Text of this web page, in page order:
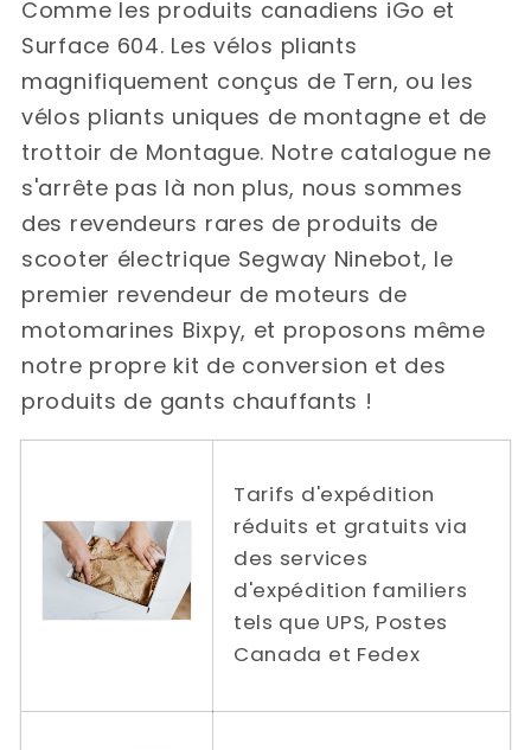
Comme les produits canadiens iGo et
Surface 604. Les vélos pliants
magnifiquement conçus de Tern, ou les
vélos pliants uniques de montagne et de
trottoir de Montague. Notre catalogue ne
s'arrête pas là non plus, nous sommes
des revendeurs rares de produits de
scooter électrique Segway Ninebot, le
premier revendeur de moteurs de
motomarines Bixpy, et proposons même
notre propre kit de conversion et des
produits de gants chauffants !
Tarifs d'expédition
réduits et gratuits via
des services
d'expédition familiers
tels que UPS, Postes
Canada et Fedex